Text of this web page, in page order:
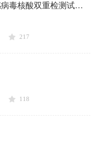
甲型和乙型流感病毒核酸双重检测试剂盒（PCR-荧光法）
217
118